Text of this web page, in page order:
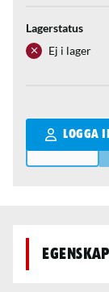
Lagerstatus
Ej i lager
LOGGA
Qantity